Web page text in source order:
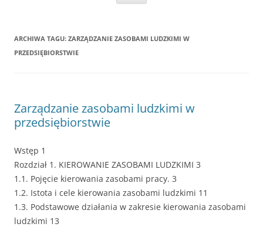
ARCHIWA TAGU: ZARZĄDZANIE ZASOBAMI LUDZKIMI W
PRZEDSIĘBIORSTWIE
Zarządzanie zasobami ludzkimi w
przedsiębiorstwie
Wstęp 1
Rozdział 1. KIEROWANIE ZASOBAMI LUDZKIMI 3
1.1. Pojęcie kierowania zasobami pracy. 3
1.2. Istota i cele kierowania zasobami ludzkimi 11
1.3. Podstawowe działania w zakresie kierowania zasobami
ludzkimi 13